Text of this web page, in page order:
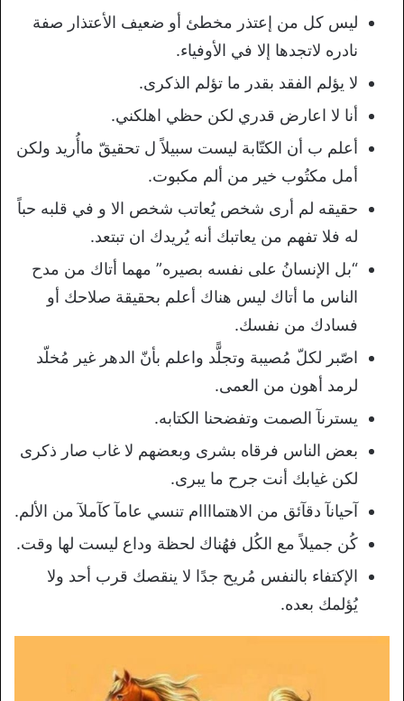
ليس كل من إعتذر مخطئ أو ضعيف الأعتذار صفة
نادره لاتجدها إلا في الأوفياء.
لا يؤلم الفقد بقدر ما تؤلم الذكرى.
أﻧﺎ ﻻ اعارض قدري لكن ﺣﻈﻲ ﺍﻫﻠﻜﻨﻲ.
أعلم ب أن الكتّابة ليست سبيلاً ل تحقيقّ ماأُريد ولكن
أمل مكتُوب خير من ألم مكبوت.
حقيقه لم أرى شخص يُعاتب شخص الا و في قلبه حباً
له فلا تفهم من يعاتبك أنه يُريدك ان تبتعد.
“بل الإنسانُ على نفسه بصيره” مهما أتاك من مدح
الناس ما أتاك ليس هناك أعلم بحقيقة صلاحك أو
فسادك من نفسك.
اصّبر لكلّ مُصيبة وتجلًّد واعلم بأنّ الدهر غير مُخلّد
لرمد أهون من العمى.
يسترنآ الصمت وتفضحنا الكتابه.
بعض الناس فرقاه بشرى وبعضهم لا غاب صار ذكرى
لكن غيابك أنت جرح ما يبرى.
آحيانآ دقآئق من الاهتماااام تنسي عامآ كآملآ من الألم.
كُن جميلاً مع الكُل فهُناك لحظة وداع ليست لها وقت.
الإكتفاء بالنفس مُريح جدًا لا ينقصك قرب أحد ولا
يُؤلمك بعده.